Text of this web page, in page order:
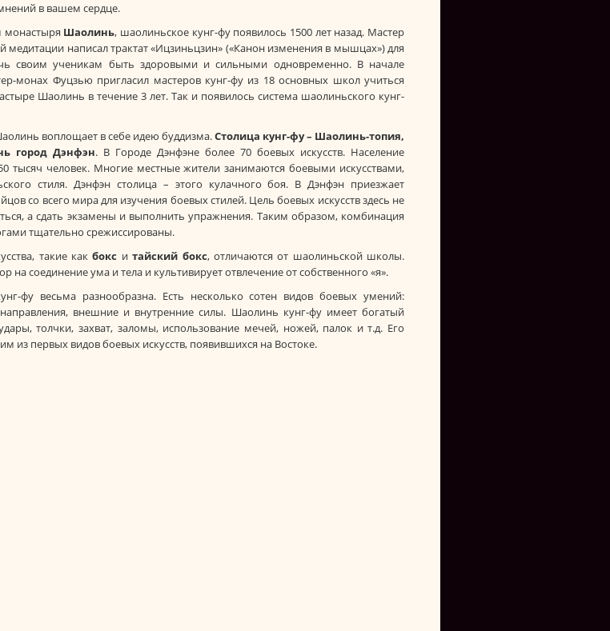
в вашем сердце.
монастыря Шаолинь, шаолиньское кунг-фу появилось 1500 лет назад. Мастер
медитации написал трактат «Ицзиньцзин» («Канон изменения в мышцах») для
своим ученикам быть здоровыми и сильными одновременно. В начале
монах Фуцзью пригласил мастеров кунг-фу из 18 основных школ учиться
Шаолинь в течение 3 лет. Так и появилось система шаолиньского кунг-
воплощает в себе идею буддизма.Столица кунг-фу – Шаолинь-топия,
город Дэнфэн. В Городе Дэнфэне более 70 боевых искусств. Население
тысяч человек. Многие местные жители занимаются боевыми искусствами,
стиля. Дэнфэн столица – этого кулачного боя. В Дэнфэн приезжает
со всего мира для изучения боевых стилей. Цель боевых искусств здесь не
а сдать экзамены и выполнить упражнения. Таким образом, комбинация
тщательно срежиссированы.
такие какбокс итайский бокс, отличаются от шаолиньской школы.
на соединение ума и тела и культивирует отвлечение от собственного «я».
фу весьма разнообразна. Есть несколько сотен видов боевых умений:
внешние и внутренние силы. Шаолинь кунг-фу имеет богатый
толчки, захват, заломы, использование мечей, ножей, палок и т.д. Его
из первых видов боевых искусств, появившихся на Востоке.